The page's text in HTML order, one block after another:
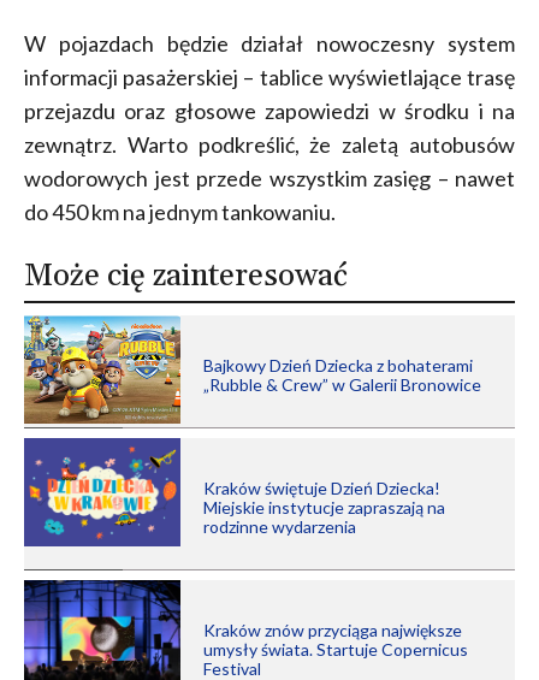
W pojazdach będzie działał nowoczesny system
informacji pasażerskiej – tablice wyświetlające trasę
przejazdu oraz głosowe zapowiedzi w środku i na
zewnątrz. Warto podkreślić, że zaletą autobusów
wodorowych jest przede wszystkim zasięg – nawet
do 450 km na jednym tankowaniu.
Może cię zainteresować
Bajkowy Dzień Dziecka z bohaterami
„Rubble & Crew” w Galerii Bronowice
Kraków świętuje Dzień Dziecka!
Miejskie instytucje zapraszają na
rodzinne wydarzenia
Kraków znów przyciąga największe
umysły świata. Startuje Copernicus
Festival